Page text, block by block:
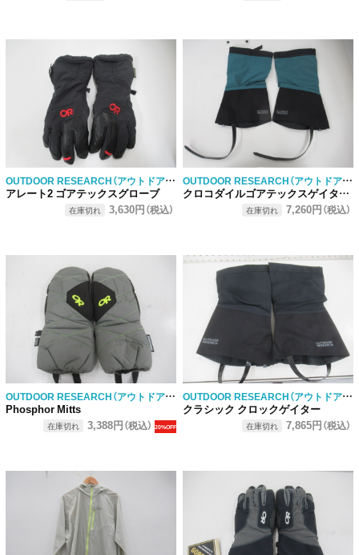
OUTDOOR RESEARCH（アウトドアリサーチ）
アレート2 ゴアテックスグローブ
在庫切れ 3,630円（税込）
OUTDOOR RESEARCH（アウトドアリサーチ）
クロコダイルゴアテックスゲイター レディース
在庫切れ 7,260円（税込）
OUTDOOR RESEARCH（アウトドアリサーチ）
Phosphor Mitts
在庫切れ 3,388円（税込） 20%OFF
OUTDOOR RESEARCH（アウトドアリサーチ）
クラシック クロックゲイター
在庫切れ 7,865円（税込）